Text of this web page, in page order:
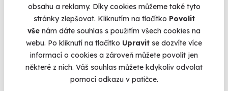
obsahu a reklamy. Díky cookies můžeme také tyto
stránky zlepšovat. Kliknutím na tlačítko Povolit
vše nám dáte souhlas s použitím všech cookies na
webu. Po kliknutí na tlačítko Upravit se dozvíte více
informací o cookies a zároveň můžete povolit jen
některé z nich. Váš souhlas můžete kdykoliv odvolat
pomocí odkazu v patičce.